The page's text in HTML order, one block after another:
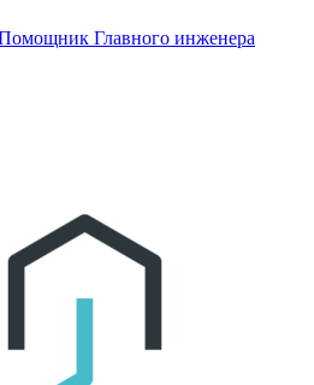
Главного инженера